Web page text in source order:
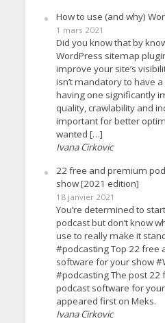
How to use (and why)
1 mars 2021
Did you know that by
WordPress sitemap
improve your site’s
isn’t mandatory to have
having one significantly
quality, crawlability and
important for better
wanted […]
Ivana Cirkovic
22 free and premium
show [2021 edition]
18 janvier 2021
You’re determined to
podcast but don’t know
use to really make it
#podcasting Top 22 free
software for your show
#podcasting The post
podcast software for
appeared first on Meks.
Ivana Cirkovic